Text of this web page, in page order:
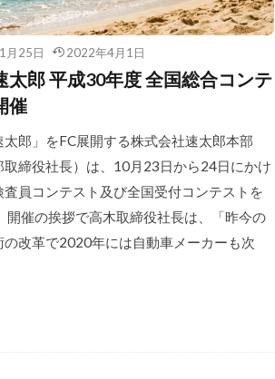
月25日 2022年4月1日
太郎 平成30年度 全国総合コンテ
催
太郎」をFC展開する株式会社速太郎本部
取締役社長）は、10月23日から24日にかけ
査員コンテスト及び全国受付コンテストを
開催の挨拶で高木取締役社長は、「昨今の
の改革で2020年には自動車メーカーも次